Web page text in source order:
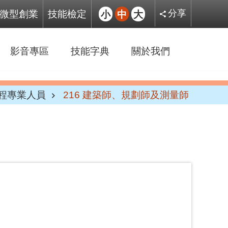
微型創業 技能檢定 小 中 大 分享
影音專區 技能字典 關於我們
專業人員 216 建築師、規劃師及測量師